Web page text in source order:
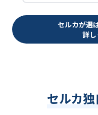
セルカが選
詳
セルカ